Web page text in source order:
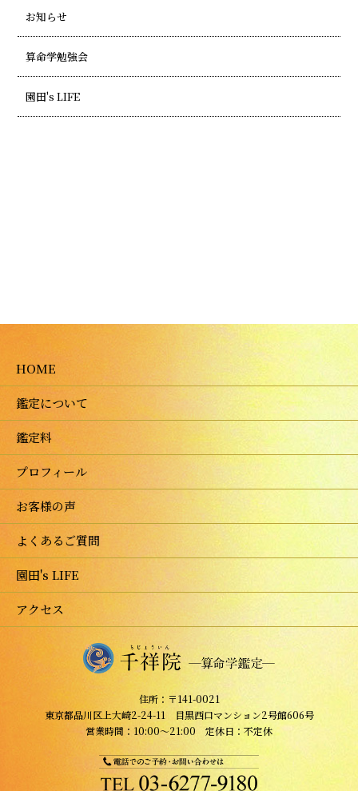
お知らせ
算命学勉強会
園田's LIFE
HOME
鑑定について
鑑定料
プロフィール
お客様の声
よくあるご質問
園田's LIFE
アクセス
住所：〒141-0021
東京都品川区上大崎2-24-11 目黒西口マンション2号館606号
営業時間：10:00～21:00 定休日：不定休